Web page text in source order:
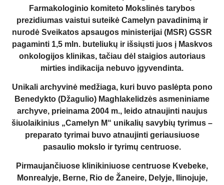
Farmakologinio komiteto Mokslinės tarybos
prezidiumas vaistui suteikė Camelyn pavadinimą ir
nurodė Sveikatos apsaugos ministerijai (MSR) GSSR
pagaminti 1,5 mln. buteliukų ir išsiųsti juos į Maskvos
onkologijos klinikas, tačiau dėl staigios autoriaus
mirties indikacija nebuvo įgyvendinta.
Unikali archyvinė medžiaga, kuri buvo paslėpta pono
Benedykto (Džagulio) Maghlakelidzės asmeniniame
archyve, prieinama 2004 m., leido atnaujinti naujus
šiuolaikinius „Camelyn M“ unikalių savybių tyrimus –
preparato tyrimai buvo atnaujinti geriausiuose
pasaulio mokslo ir tyrimų centruose.
Pirmaujančiuose klinikiniuose centruose Kvebeke,
Monrealyje, Berne, Rio de Žaneire, Delyje, Ilinojuje,